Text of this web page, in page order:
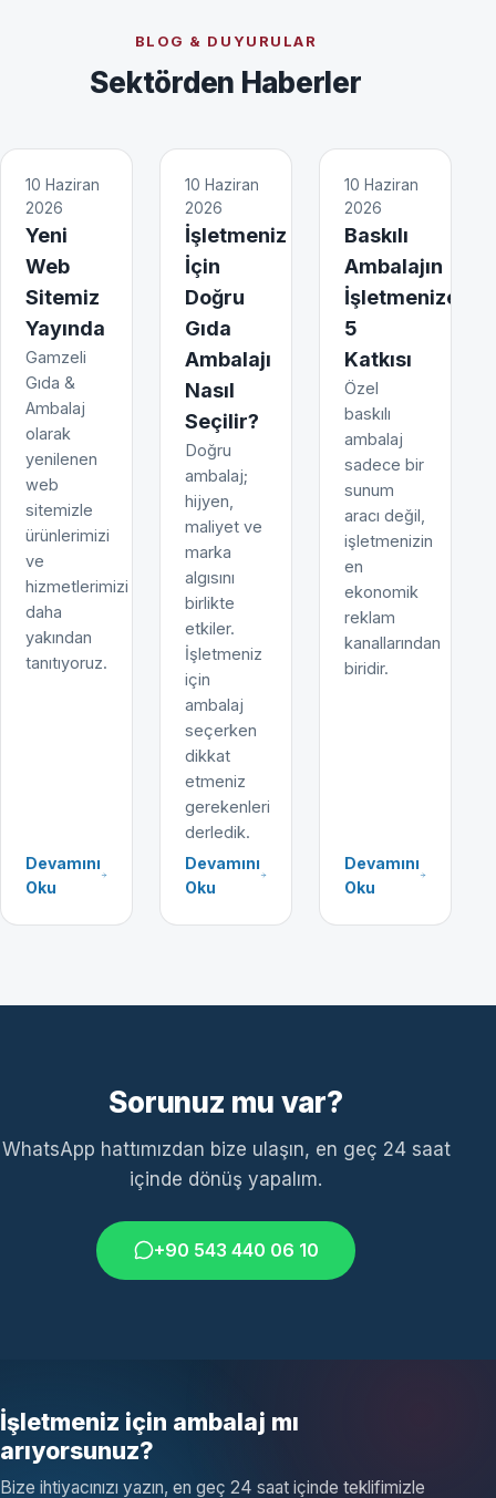
BLOG & DUYURULAR
Sektörden Haberler
10 Haziran
2026
Yeni
Web
Sitemiz
Yayında
Gamzeli
Gıda &
Ambalaj
olarak
yenilenen
web
sitemizle
ürünlerimizi
ve
hizmetlerimizi
daha
yakından
tanıtıyoruz.
Devamını
Oku
10 Haziran
2026
İşletmeniz
İçin
Doğru
Gıda
Ambalajı
Nasıl
Seçilir?
Doğru
ambalaj;
hijyen,
maliyet ve
marka
algısını
birlikte
etkiler.
İşletmeniz
için
ambalaj
seçerken
dikkat
etmeniz
gerekenleri
derledik.
Devamını
Oku
10 Haziran
2026
Baskılı
Ambalajın
İşletmenize
5
Katkısı
Özel
baskılı
ambalaj
sadece bir
sunum
aracı değil,
işletmenizin
en
ekonomik
reklam
kanallarından
biridir.
Devamını
Oku
Sorunuz mu var?
WhatsApp hattımızdan bize ulaşın, en geç 24 saat
içinde dönüş yapalım.
+90 543 440 06 10
İşletmeniz için ambalaj mı
arıyorsunuz?
Bize ihtiyacınızı yazın, en geç 24 saat içinde teklifimizle